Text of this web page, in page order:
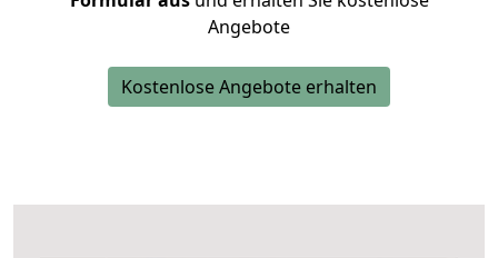
Angebote
Kostenlose Angebote erhalten